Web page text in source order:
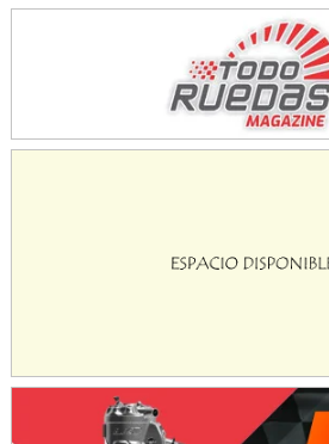
CSK - F7
NORESTE SANTAFESINO - F6